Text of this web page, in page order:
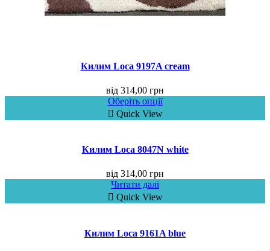
Килим Loca 9197A cream
від 314,00 грн
Оберіть опції
Quick View
Килим Loca 8047N white
від 314,00 грн
Читати далі
Quick View
Килим Loca 9161A blue